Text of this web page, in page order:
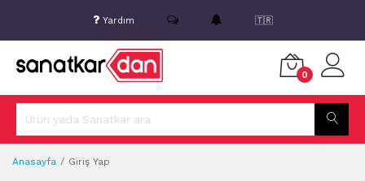
Yardım 🇹🇷
0
Anasayfa Giriş Yap